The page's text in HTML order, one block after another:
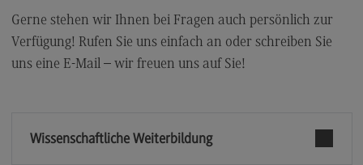
Gerne stehen wir Ihnen bei Fragen auch persönlich zur
Verfügung! Rufen Sie uns einfach an oder schreiben Sie
uns eine E-Mail – wir freuen uns auf Sie!
Wissenschaftliche Weiterbildung